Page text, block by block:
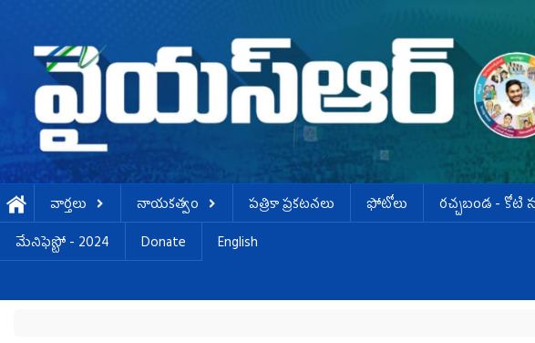
వార్తలు నాయకత్వం పత్రికా ప్రకటనలు ఫోటోలు ర‌చ్చ‌బండ‌ - కోటి
మేనిఫెస్టో - 2024
Donate English